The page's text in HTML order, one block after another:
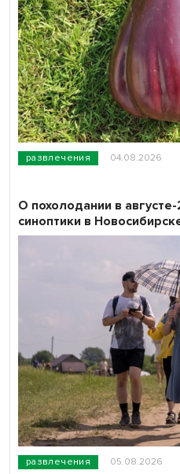
развлечения 04.08.2026
развлечения 05.08.2026
О похолодании в
синоптики в